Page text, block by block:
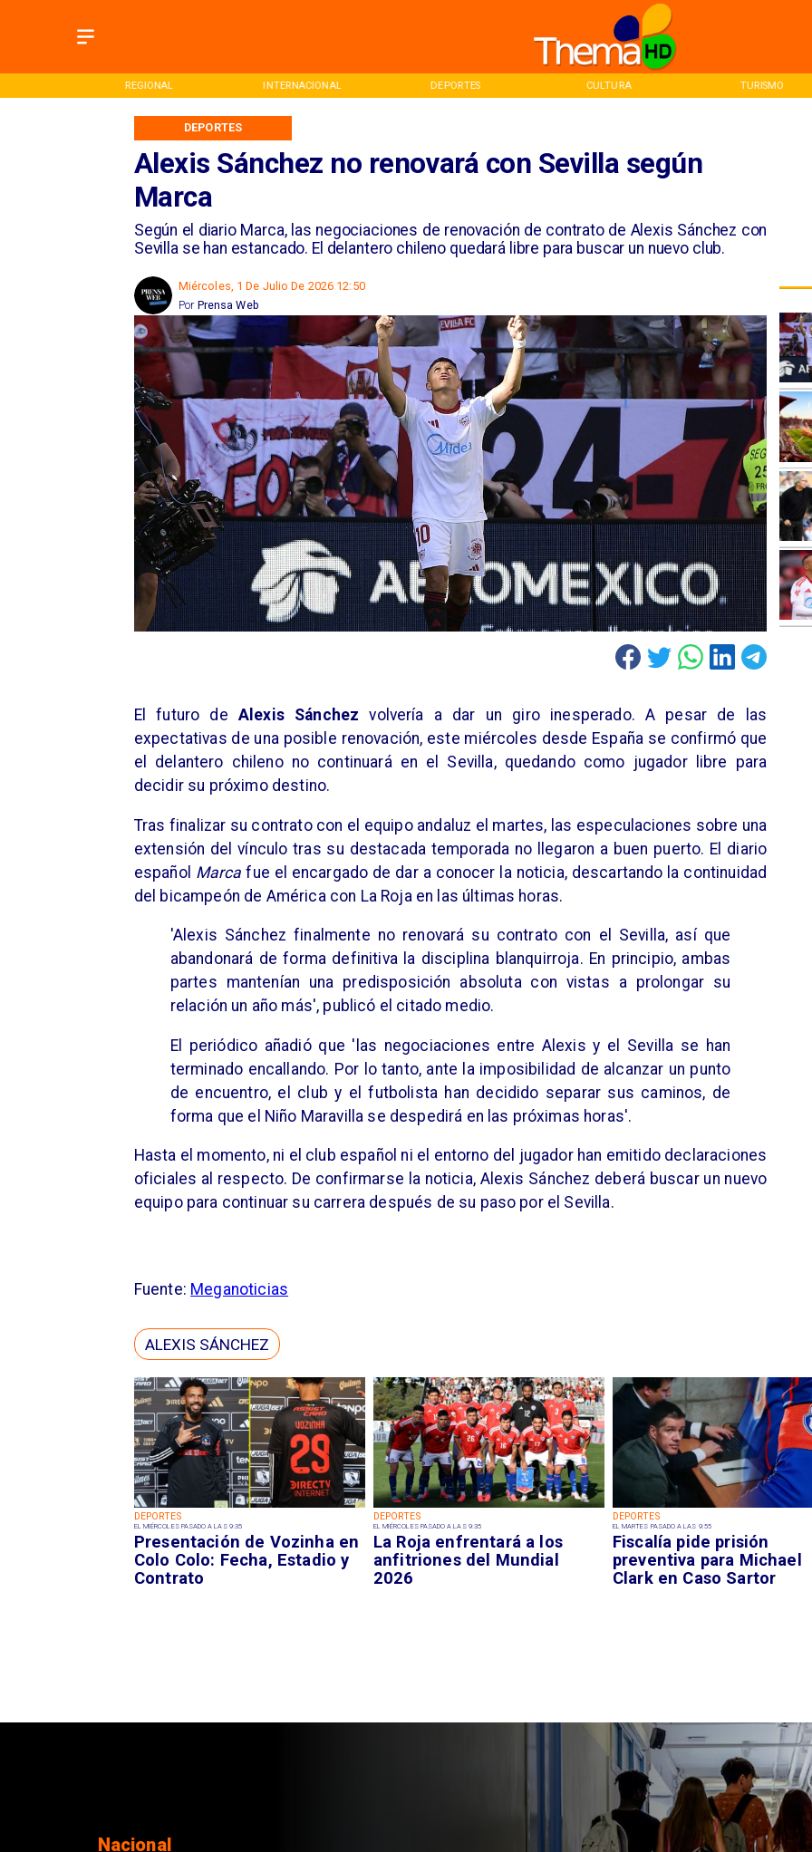
INTERNACIONAL DEPORTES CULTURA TURISMO INICIO
Alexis Sánchez no renovará con Sevilla según
Marca
Según el diario Marca, las negociaciones de renovación de contrato de Alexis Sánchez con
Sevilla se han estancado. El delantero chileno quedará libre para buscar un nuevo club.
DEPORTES
Miércoles, 1 De Julio De 2026 12:50
Prensa Web
Por
DEPORTES
EL MIÉRCOLES PASADO A LAS 9:35
Presentación de Vozinha en
Colo Colo: Fecha, Estadio y
Contrato
DEPORTES
EL MIÉRCOLES PASADO A LAS 9:35
La Roja enfrentará a los
anfitriones del Mundial
2026
DEPORTES
EL MARTES PASADO A LAS 9:55
Fiscalía pide prisión
preventiva para Michael
Clark en Caso Sartor
El futuro de Alexis Sánchez volvería a dar un giro inesperado. A pesar de las
expectativas de una posible renovación, este miércoles desde España se confirmó que
el delantero chileno no continuará en el Sevilla, quedando como jugador libre para
decidir su próximo destino.
Tras finalizar su contrato con el equipo andaluz el martes, las especulaciones sobre una
extensión del vínculo tras su destacada temporada no llegaron a buen puerto. El diario
español Marca fue el encargado de dar a conocer la noticia, descartando la continuidad
del bicampeón de América con La Roja en las últimas horas.
'Alexis Sánchez finalmente no renovará su contrato con el Sevilla, así que
abandonará de forma definitiva la disciplina blanquirroja. En principio, ambas
partes mantenían una predisposición absoluta con vistas a prolongar su
relación un año más', publicó el citado medio.
El periódico añadió que 'las negociaciones entre Alexis y el Sevilla se han
terminado encallando. Por lo tanto, ante la imposibilidad de alcanzar un punto
de encuentro, el club y el futbolista han decidido separar sus caminos, de
forma que el Niño Maravilla se despedirá en las próximas horas'.
Hasta el momento, ni el club español ni el entorno del jugador han emitido declaraciones
oficiales al respecto. De confirmarse la noticia, Alexis Sánchez deberá buscar un nuevo
equipo para continuar su carrera después de su paso por el Sevilla.
Fuente: Meganoticias
ALEXIS SÁNCHEZ
Regiones